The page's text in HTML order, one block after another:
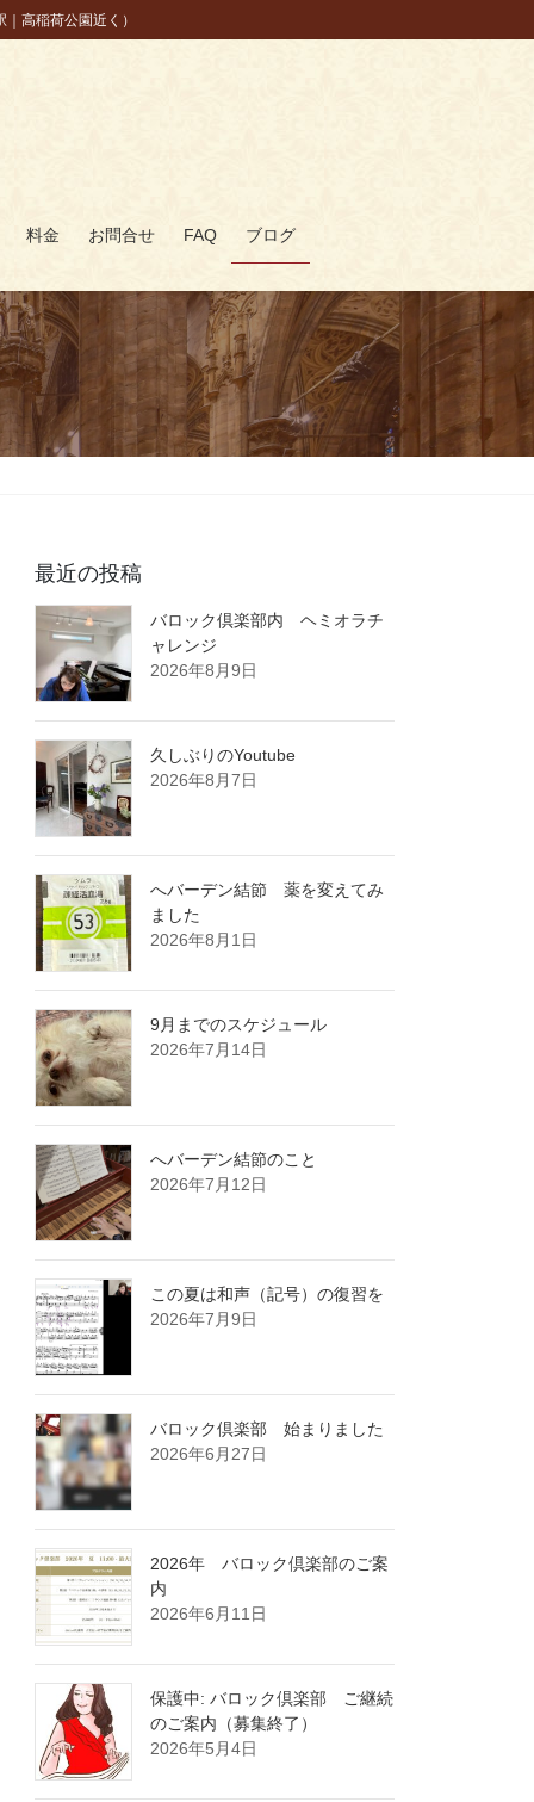
高稲荷公園近く）
料金 お問合せ FAQ ブログ
最近の投稿
バロック倶楽部内 ヘミオラチ
ャレンジ
2026年8月9日
久しぶりのYoutube
2026年8月7日
へバーデン結節 薬を変えてみ
ました
2026年8月1日
9月までのスケジュール
2026年7月14日
へバーデン結節のこと
2026年7月12日
この夏は和声（記号）の復習を
2026年7月9日
バロック倶楽部 始まりました
2026年6月27日
2026年 バロック倶楽部のご案
内
2026年6月11日
保護中: バロック倶楽部 ご継続
のご案内（募集終了）
2026年5月4日